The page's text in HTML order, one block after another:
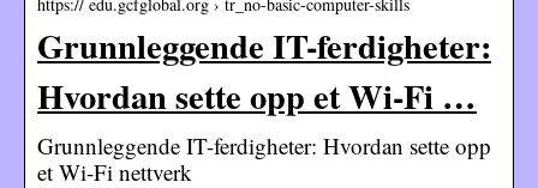
Grunnleggende IT-ferdigheter:
Hvordan sette opp et Wi-Fi …
Grunnleggende IT-ferdigheter: Hvordan sette opp
et Wi-Fi nettverk